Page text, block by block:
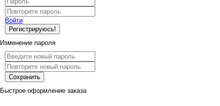
Войти
Регистрируюсь!
Изменение пароля
Сохранить
Быстрое оформление заказа